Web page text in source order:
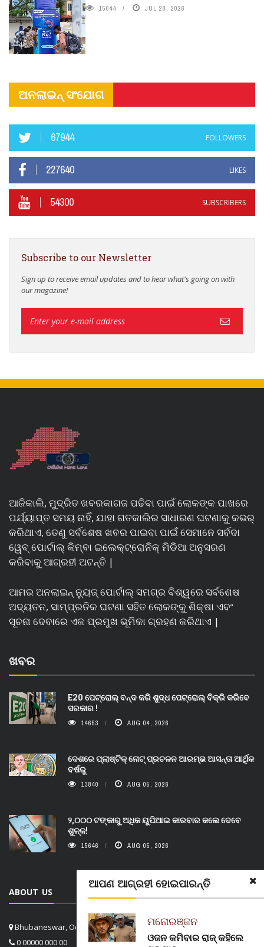
ଆପଣ ଆଗ୍ରହୀ ହୋଇପାରନ୍ତି
ମନୋରଞ୍ଜନ
ଓଜନ କମିବାର ରାଜ୍ କହିଲେ
15044 JUL 28, 2026
ଅନଲାଇନ୍ ସଂଯୋଗ
67944 FOLLOWERS
227640 LIKES
54300 SUBSCRIBERS
Subscribe to our Newsletter
Sign up to receive email updates and to hear what's going on with
our magazine!
ଆଜିକାଲି, ମୁଦ୍ରିତ ଖବରକାଗଜ ପଢିବା ପାଇଁ ଲୋକଙ୍କ ପାଖରେ
ପର୍ଯ୍ୟାପ୍ତ ସମୟ ନାହିଁ, ଯାହା ଗତକାଲିର ସାଧାରଣ ଘଟଣାକୁ କଭର୍
କରିଥାଏ, ତେଣୁ ସର୍ବଶେଷ ଖବର ପାଇବା ପାଇଁ ସେମାନେ ସର୍ବଦା
ୱେବ୍ ପୋର୍ଟାଲ୍ କିମ୍ବା ଇଲେକ୍ଟ୍ରୋନିକ୍ ମିଡିଆ ଅନୁସରଣ
କରିବାକୁ ଆଗ୍ରହୀ ଅଟନ୍ତି |
ଆମର ଅନଲାଇନ୍ ନ୍ୟୁଜ୍ ପୋର୍ଟାଲ୍ ସମଗ୍ର ବିଶ୍ୱରେ ସର୍ବଶେଷ
ଅଦ୍ୟତନ, ସାମ୍ପ୍ରତିକ ଘଟଣା ସହିତ ଲୋକଙ୍କୁ ଶିକ୍ଷା ଏବଂ
ସୂଚନା ଦେବାରେ ଏକ ପ୍ରମୁଖ ଭୂମିକା ଗ୍ରହଣ କରିଥାଏ |
ଖବର
E20 ପେଟ୍ରୋଲ୍ ବନ୍ଦ କରି ଶୁଦ୍ଧ ପେଟ୍ରୋଲ୍ ବିକ୍ରି କରିବେ
ସରକାର !
14653 AUG 04, 2026
ଦେଶରେ ପ୍ଲାଷ୍ଟିକ୍ ନୋଟ୍‌ ପ୍ରଚଳନ ଆରମ୍ଭ ଆସନ୍ତା ଆର୍ଥିକ
ବର୍ଷରୁ
13840 AUG 05, 2026
୨,୦୦୦ ଟଙ୍କାରୁ ଅଧିକ ୟୁପିଆଇ କାରବାର କଲେ ଦେବେ
ଶୁଳ୍କ!
15646 AUG 05, 2026
ABOUT US
Bhubaneswar, Odisha, India
0 00000 000 00